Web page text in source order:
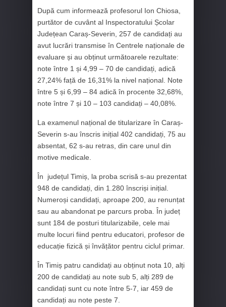
După cum informează profesorul Ion Chiosa,
purtător de cuvânt al Inspectoratului Școlar
Județean Caraș-Severin, 257 de candidați au
avut lucrări transmise în Centrele naționale de
evaluare și au obținut următoarele rezultate:
note între 1 și 4,99 – 70 de candidați, adică
27,24% față de 16,31% la nivel național. Note
între 5 și 6,99 – 84 adică în procente 32,68%,
note între 7 și 10 – 103 candidați – 40,08%.
La examenul național de titularizare în Caraș-
Severin s-au înscris inițial 402 candidați, 75 au
absentat, 62 s-au retras, din care unul din
motive medicale.
În județul Timiș, la proba scrisă s-au prezentat
948 de candidați, din 1.280 înscriși inițial.
Numeroși candidați, aproape 200, au renunțat
sau au abandonat pe parcurs proba. În județ
sunt 184 de posturi titularizabile, cele mai
multe locuri fiind pentru educatori, profesor de
educație fizică și învățător pentru ciclul primar.
În Timiș patru candidați au obținut nota 10, alți
200 de candidați au note sub 5, alți 289 de
candidați sunt cu note între 5-7, iar 459 de
candidați au note peste 7.